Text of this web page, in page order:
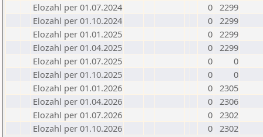
Elozahl per 01.07.2024
0 2299
Elozahl per 01.10.2024
0 2299
Elozahl per 01.01.2025
0 2299
Elozahl per 01.04.2025
0 2299
Elozahl per 01.07.2025
0
0
Elozahl per 01.10.2025
0
0
Elozahl per 01.01.2026
0 2305
Elozahl per 01.04.2026
0 2306
Elozahl per 01.07.2026
0 2302
Elozahl per 01.10.2026
0 2302